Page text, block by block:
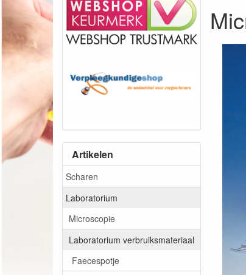
Artikelen
Scharen
Laboratorium
Microscopie
Laboratorium verbruiksmateriaal
Faecespotje